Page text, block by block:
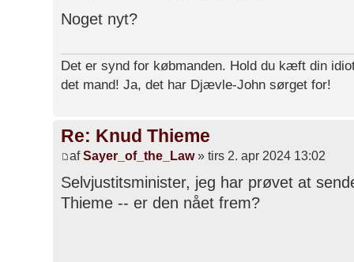
Noget nyt?
Det er synd for købmanden. Hold du kæft din
det mand! Ja, det har Djævle-John sørget for!
Re: Knud Thieme
afSayer_of_the_Law» tirs 2. apr 2024 13:02
Selvjustitsminister, jeg har prøvet at
Thieme -- er den nået frem?